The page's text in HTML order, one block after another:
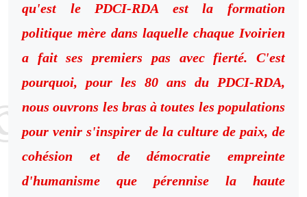
qu'est le PDCI-RDA est la formation
politique mère dans laquelle chaque Ivoirien
a fait ses premiers pas avec fierté. C'est
pourquoi, pour les 80 ans du PDCI-RDA,
nous ouvrons les bras à toutes les populations
pour venir s'inspirer de la culture de paix, de
cohésion et de démocratie empreinte
d'humanisme que pérennise la haute